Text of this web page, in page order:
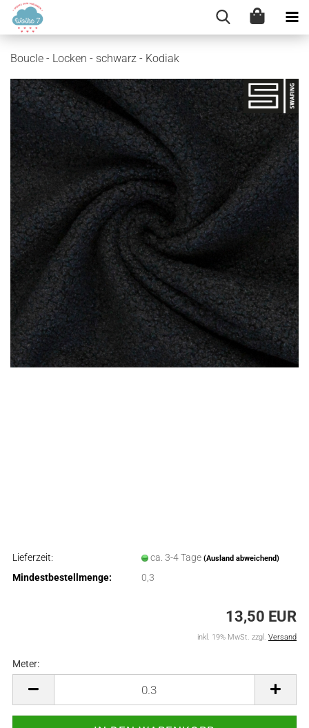
Boucle - Locken - schwarz - Kodiak
Lieferzeit: ca. 3-4 Tage (Ausland abweichend)
Mindestbestellmenge: 0,3
13,50 EUR
inkl. 19% MwSt. zzgl. Versand
Meter: